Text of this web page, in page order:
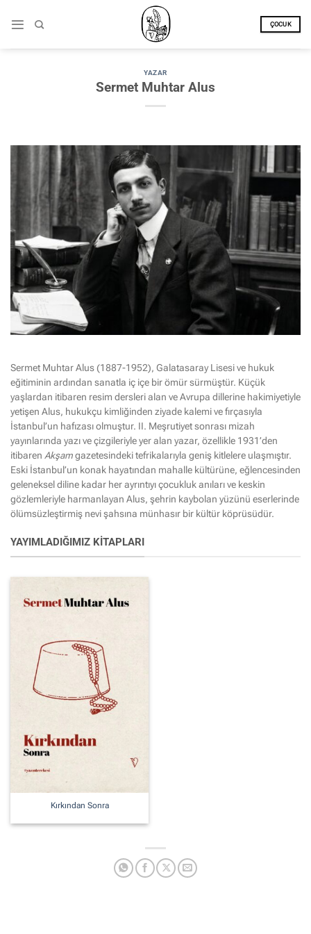
atla
ÇOCUK
YAZAR
Sermet Muhtar Alus
Sermet Muhtar Alus (1887-1952), Galatasaray Lisesi ve hukuk
eğitiminin ardından sanatla iç içe bir ömür sürmüştür. Küçük
yaşlardan itibaren resim dersleri alan ve Avrupa dillerine hakimiyetiyle
yetişen Alus, hukukçu kimliğinden ziyade kalemi ve fırçasıyla
İstanbul’un hafızası olmuştur. II. Meşrutiyet sonrası mizah
yayınlarında yazı ve çizgileriyle yer alan yazar, özellikle 1931’den
itibaren Akşamgazetesindeki tefrikalarıyla geniş kitlelere ulaşmıştır.
Eski İstanbul’un konak hayatından mahalle kültürüne, eğlencesinden
geleneksel diline kadar her ayrıntıyı çocukluk anıları ve keskin
gözlemleriyle harmanlayan Alus, şehrin kaybolan yüzünü eserlerinde
ölümsüzleştirmiş nevi şahsına münhasır bir kültür köprüsüdür.
YAYIMLADIĞIMIZ KITAPLARI
Kırkından Sonra